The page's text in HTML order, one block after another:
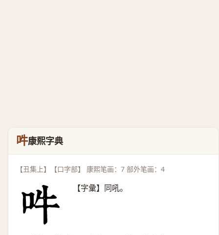
吽康熙字典
【丑集上】【口字部】 康熙笔画：7 部外笔画：4
【字彙】同吼。